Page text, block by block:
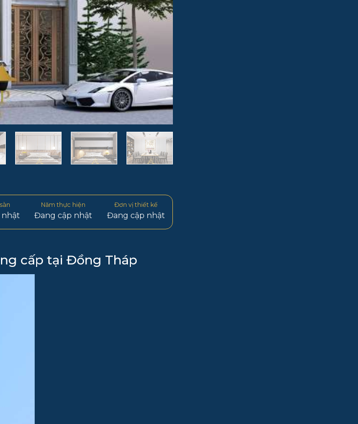
nhật
Năm thực hiện
Đang cập nhật
Đơn vị thiết kế
Đang cập nhật
cấp tại Đồng Tháp